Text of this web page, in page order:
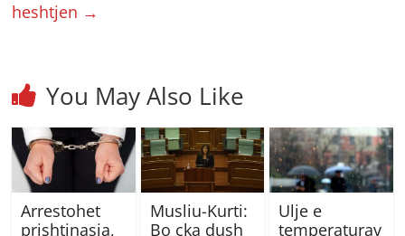
heshtjen →
You May Also Like
Arrestohet
prishtinasja,
Musliu-Kurti:
Bo çka dush
Ulje e
temperaturav